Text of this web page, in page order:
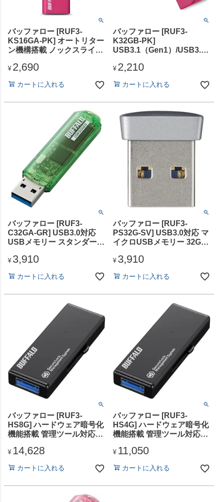
バッファロー [RUF3-
KS16GA-PK] オートリター
ン機構搭載 ノックスライド
対応 USBメモリー 16GB
¥ 2,690
カートに入れる
バッファロー [RUF3-
K32GB-PK]
USB3.1（Gen1）/USB3.0
ーモデル 32GB ピンク
¥ 2,210
カートに入れる
バッファロー [RUF3-
C32GA-GR] USB3.0対応
USBメモリー スタンダード
¥ 3,910
カートに入れる
バッファロー [RUF3-
PS32G-SV] USB3.0対応 マ
イクロUSBメモリー 32GB
¥ 3,910
カートに入れる
バッファロー [RUF3-
HS8G] ハードウェア暗号化
機能搭載 管理ツール対応
USBメモリー 8GB
¥ 14,628
カートに入れる
バッファロー [RUF3-
HS4G] ハードウェア暗号化
機能搭載 管理ツール対応
USBメモリー 4GB
¥ 11,050
カートに入れる